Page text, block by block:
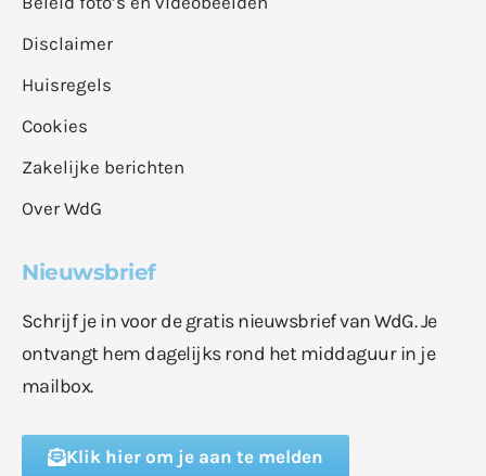
Disclaimer
Huisregels
Cookies
Zakelijke berichten
Over WdG
Nieuwsbrief
Schrijf je in voor de gratis nieuwsbrief van WdG. Je
ontvangt hem dagelijks rond het middaguur in je
mailbox.
Klik hier om je aan te melden